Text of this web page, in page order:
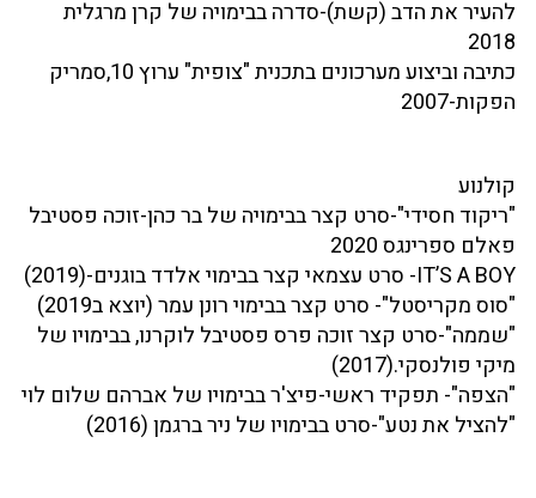
להעיר את הדב (קשת)-סדרה בבימויה של קרן מרגלית
2018
כתיבה וביצוע מערכונים בתכנית "צופית" ערוץ 10,סמריק
הפקות-2007
קולנוע
"ריקוד חסידי"-סרט קצר בבימויה של בר כהן-זוכה פסטיבל
פאלם ספרינגס 2020
IT’S A BOY- סרט עצמאי קצר בבימוי אלדד בוגנים-(2019)
"סוס מקריסטל"- סרט קצר בבימוי רונן עמר (יוצא ב2019)
"שממה"-סרט קצר זוכה פרס פסטיבל לוקרנו, בבימויו של
מיקי פולנסקי.(2017)
"הצפה"- תפקיד ראשי-פיצ'ר בבימויו של אברהם שלום לוי
"להציל את נטע"-סרט בבימויו של ניר ברגמן (2016)